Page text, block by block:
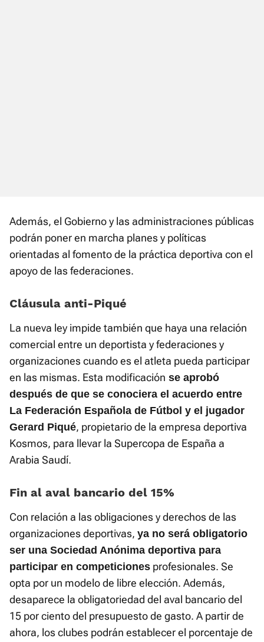
Además, el Gobierno y las administraciones públicas
podrán poner en marcha planes y políticas
orientadas al fomento de la práctica deportiva con el
apoyo de las federaciones.
Cláusula anti-Piqué
La nueva ley impide también que haya una relación
comercial entre un deportista y federaciones y
organizaciones cuando es el atleta pueda participar
en las mismas. Esta modificación se aprobó
después de que se conociera el acuerdo entre
La Federación Española de Fútbol y el jugador
Gerard Piqué, propietario de la empresa deportiva
Kosmos, para llevar la Supercopa de España a
Arabia Saudí.
Fin al aval bancario del 15%
Con relación a las obligaciones y derechos de las
organizaciones deportivas, ya no será obligatorio
ser una Sociedad Anónima deportiva para
participar en competiciones profesionales. Se
opta por un modelo de libre elección. Además,
desaparece la obligatoriedad del aval bancario del
15 por ciento del presupuesto de gasto. A partir de
ahora, los clubes podrán establecer el porcentaje de